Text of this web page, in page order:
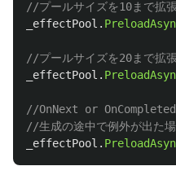
//プールサイズを10まで拡
_effectPool .
//プールサイズを20まで拡
_effectPool .
//OnNext or OnCompleted
//生成の途中で例外が出た
_effectPool .